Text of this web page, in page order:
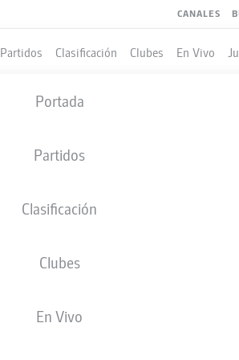
CANALES
Partidos Clasificación Clubes En Vivo
Portada
Partidos
Clasificación
Clubes
En Vivo